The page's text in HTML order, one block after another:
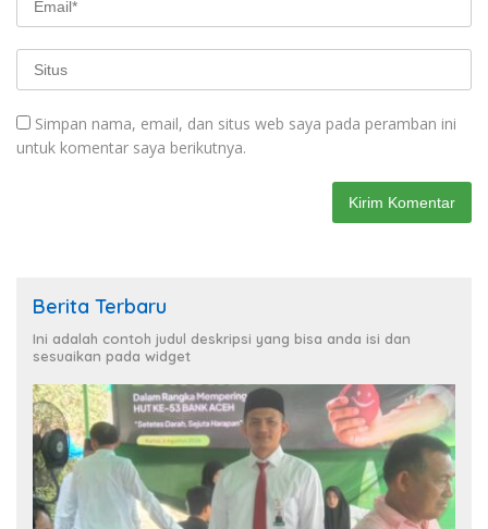
Simpan nama, email, dan situs web saya pada peramban ini
untuk komentar saya berikutnya.
Berita Terbaru
Ini adalah contoh judul deskripsi yang bisa anda isi dan
sesuaikan pada widget